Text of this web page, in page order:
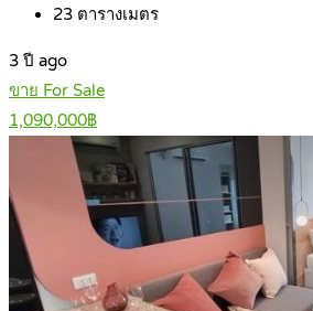
23 ตารางเมตร
3 ปี ago
ขาย For Sale
1,090,000฿